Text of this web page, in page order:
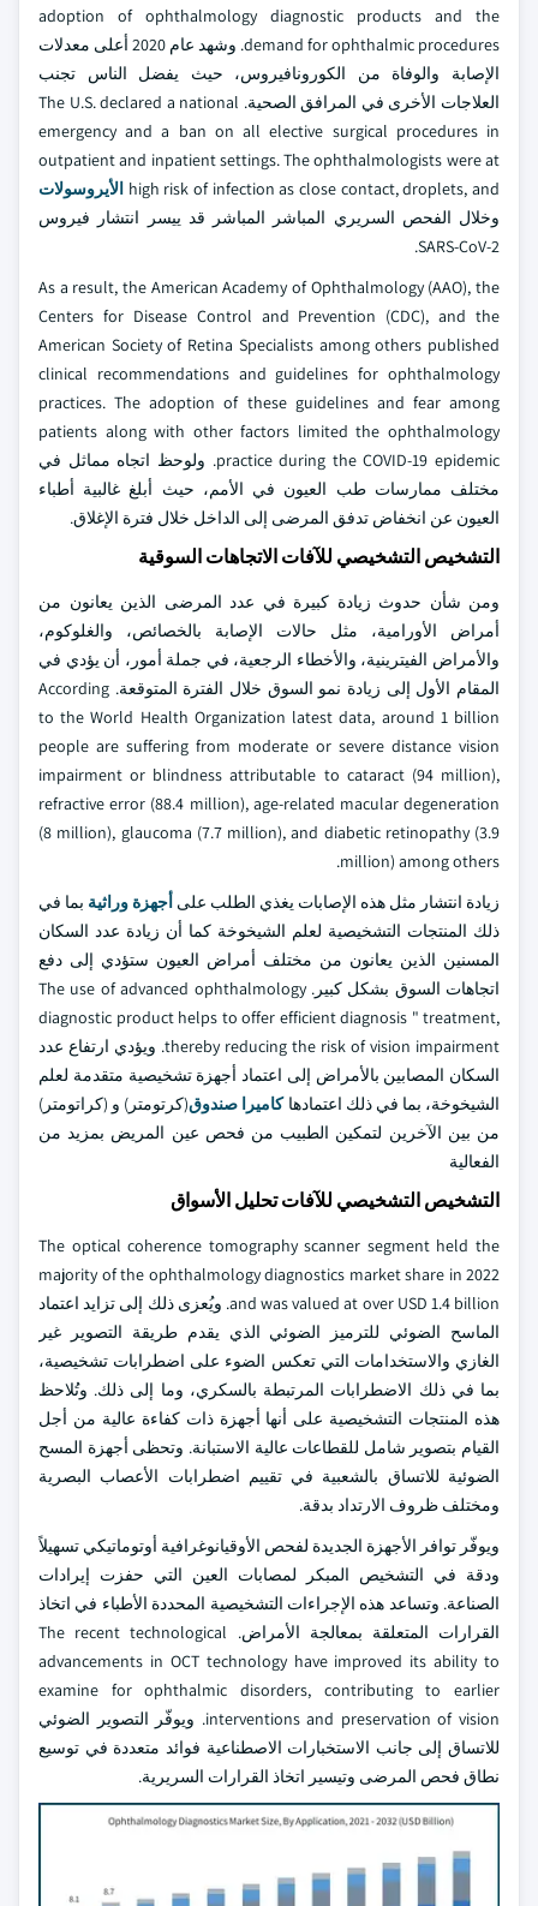
adoption of ophthalmology diagnostic products and the
demand for ophthalmic procedures. وشهد عام 2020 أعلى معدلات
الإصابة والوفاة من الكورونافيروس، حيث يفضل الناس تجنب
العلاجات الأخرى في المرافق الصحية. The U.S. declared a national
emergency and a ban on all elective surgical procedures in
outpatient and inpatient settings. The ophthalmologists were at
high risk of infection as close contact, droplets, and الأيروسولات
وخلال الفحص السريري المباشر المباشر قد ييسر انتشار فيروس
SARS-CoV-2.
As a result, the American Academy of Ophthalmology (AAO), the
Centers for Disease Control and Prevention (CDC), and the
American Society of Retina Specialists among others published
clinical recommendations and guidelines for ophthalmology
practices. The adoption of these guidelines and fear among
patients along with other factors limited the ophthalmology
practice during the COVID-19 epidemic. ولوحظ اتجاه مماثل في
مختلف ممارسات طب العيون في الأمم، حيث أبلغ غالبية أطباء
العيون عن انخفاض تدفق المرضى إلى الداخل خلال فترة الإغلاق.
التشخيص التشخيصي للآفات الاتجاهات السوقية
ومن شأن حدوث زيادة كبيرة في عدد المرضى الذين يعانون من
أمراض الأورامية، مثل حالات الإصابة بالخصائص، والغلوكوم،
والأمراض الفيترينية، والأخطاء الرجعية، في جملة أمور، أن يؤدي في
المقام الأول إلى زيادة نمو السوق خلال الفترة المتوقعة. According
to the World Health Organization latest data, around 1 billion
people are suffering from moderate or severe distance vision
impairment or blindness attributable to cataract (94 million),
refractive error (88.4 million), age-related macular degeneration
(8 million), glaucoma (7.7 million), and diabetic retinopathy (3.9
million) among others.
زيادة انتشار مثل هذه الإصابات يغذي الطلب على أجهزة وراثية بما في
ذلك المنتجات التشخيصية لعلم الشيخوخة كما أن زيادة عدد السكان
المسنين الذين يعانون من مختلف أمراض العيون ستؤدي إلى دفع
اتجاهات السوق بشكل كبير. The use of advanced ophthalmology
diagnostic product helps to offer efficient diagnosis " treatment,
thereby reducing the risk of vision impairment. ويؤدي ارتفاع عدد
السكان المصابين بالأمراض إلى اعتماد أجهزة تشخيصية متقدمة لعلم
الشيخوخة، بما في ذلك اعتمادهاكاميرا صندوق(كرتومتر) و (كراتومتر)
من بين الآخرين لتمكين الطبيب من فحص عين المريض بمزيد من
الفعالية
التشخيص التشخيصي للآفات تحليل الأسواق
The optical coherence tomography scanner segment held the
majority of the ophthalmology diagnostics market share in 2022
and was valued at over USD 1.4 billion. ويُعزى ذلك إلى تزايد اعتماد
الماسح الضوئي للترميز الضوئي الذي يقدم طريقة التصوير غير
الغازي والاستخدامات التي تعكس الضوء على اضطرابات تشخيصية،
بما في ذلك الاضطرابات المرتبطة بالسكري، وما إلى ذلك. وتُلاحظ
هذه المنتجات التشخيصية على أنها أجهزة ذات كفاءة عالية من أجل
القيام بتصوير شامل للقطاعات عالية الاستبانة. وتحظى أجهزة المسح
الضوئية للاتساق بالشعبية في تقييم اضطرابات الأعصاب البصرية
ومختلف ظروف الارتداد بدقة.
ويوفّر توافر الأجهزة الجديدة لفحص الأوقيانوغرافية أوتوماتيكي تسهيلاً
ودقة في التشخيص المبكر لمصابات العين التي حفزت إيرادات
الصناعة. وتساعد هذه الإجراءات التشخيصية المحددة الأطباء في اتخاذ
القرارات المتعلقة بمعالجة الأمراض. The recent technological
advancements in OCT technology have improved its ability to
examine for ophthalmic disorders, contributing to earlier
interventions and preservation of vision. ويوفّر التصوير الضوئي
للاتساق إلى جانب الاستخبارات الاصطناعية فوائد متعددة في توسيع
نطاق فحص المرضى وتيسير اتخاذ القرارات السريرية.